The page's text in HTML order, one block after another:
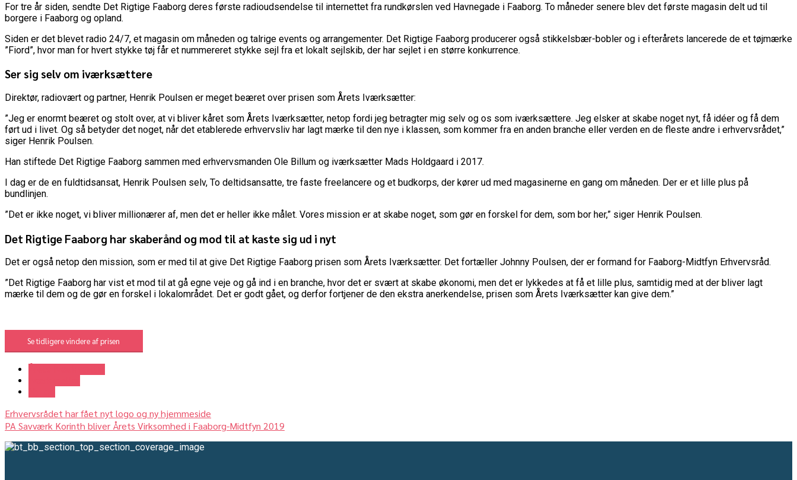
For tre år siden, sendte Det Rigtige Faaborg deres første radioudsendelse til internettet fra rundkørslen ved Havnegade i Faaborg. To måneder senere blev det første magasin delt ud til
borgere i Faaborg og opland.
Siden er det blevet radio 24/7, et magasin om måneden og talrige events og arrangementer. Det Rigtige Faaborg producerer også stikkelsbær-bobler og i efterårets lancerede de et tøjmærke
”Fiord”, hvor man for hvert stykke tøj får et nummereret stykke sejl fra et lokalt sejlskib, der har sejlet i en større konkurrence.
Ser sig selv om iværksættere
Direktør, radiovært og partner, Henrik Poulsen er meget beæret over prisen som Årets Iværksætter:
”Jeg er enormt beæret og stolt over, at vi bliver kåret som Årets Iværksætter, netop fordi jeg betragter mig selv og os som iværksættere. Jeg elsker at skabe noget nyt, få idéer og få dem
ført ud i livet. Og så betyder det noget, når det etablerede erhvervsliv har lagt mærke til den nye i klassen, som kommer fra en anden branche eller verden en de fleste andre i erhvervsrådet,”
siger Henrik Poulsen.
Han stiftede Det Rigtige Faaborg sammen med erhvervsmanden Ole Billum og iværksætter Mads Holdgaard i 2017.
I dag er de en fuldtidsansat, Henrik Poulsen selv, To deltidsansatte, tre faste freelancere og et budkorps, der kører ud med magasinerne en gang om måneden. Der er et lille plus på
bundlinjen.
”Det er ikke noget, vi bliver millionærer af, men det er heller ikke målet. Vores mission er at skabe noget, som gør en forskel for dem, som bor her,” siger Henrik Poulsen.
Det Rigtige Faaborg har skaberånd og mod til at kaste sig ud i nyt
Det er også netop den mission, som er med til at give Det Rigtige Faaborg prisen som Årets Iværksætter. Det fortæller Johnny Poulsen, der er formand for Faaborg-Midtfyn Erhvervsråd.
”Det Rigtige Faaborg har vist et mod til at gå egne veje og gå ind i en branche, hvor det er svært at skabe økonomi, men det er lykkedes at få et lille plus, samtidig med at der bliver lagt
mærke til dem og de gør en forskel i lokalområdet. Det er godt gået, og derfor fortjener de den ekstra anerkendelse, prisen som Årets Iværksætter kan give dem.”
Se tidligere vindere af prisen
Erhvervsrådet har fået nyt logo og ny hjemmeside
PA Savværk Korinth bliver Årets Virksomhed i Faaborg-Midtfyn 2019